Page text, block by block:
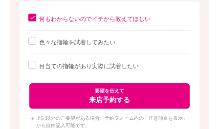
創業80年の実績を誇る同店が軸とする指輪選びの「4つのポイン
「結婚指輪はふたりが愛を誓う証だから『本当に気
展開し北海道の人に寄り添い続ける同店では、4つ
のポイントで取扱いブランドを厳選。【1】デザイ
ンや製法にこだわりがある【2】コンセプトに共感できる【3】長
く愛用できる着け心地、耐久性がある【4】作り手の「想い・メ
ッセージ」がある。この4つのポイントでセレクトされた幅広い
種類から、「私たちらしい」指輪に出逢える。
何もわからないのでイチから教えてほしい
色々な指輪を試着してみたい
目当ての指輪があり実際に試着したい
要望を伝えて
来店予約する
上記以外のご要望がある場合、予約フォーム内の「任意項目を表示」
から自由記入可能です。